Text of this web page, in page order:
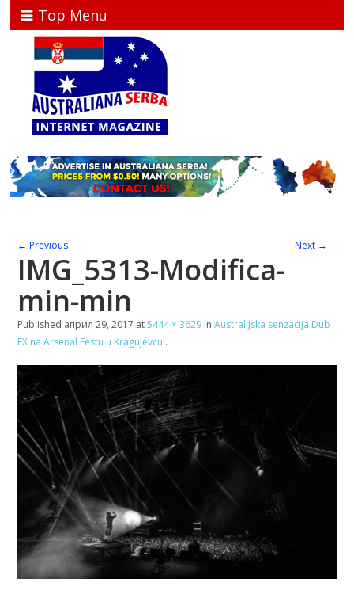
Top Menu
← Previous Next →
IMG_5313-Modifica-
min-min
Published април 29, 2017 at5444 × 3629in Australijska senzacija Dub
FX na Arsenal Festu u Kragujevcu!.